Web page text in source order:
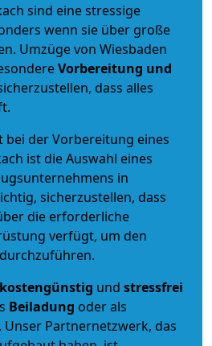
sind eine stressige
wenn sie über große
Umzüge von Wiesbaden
Vorbereitung und
dass alles
bei der Vorbereitung eines
ist die Auswahl eines
in
sicherzustellen, dass
die erforderliche
verfügt, um den
kostengünstig und stressfrei
Beiladung oder als
. Unser Partnernetzwerk, das